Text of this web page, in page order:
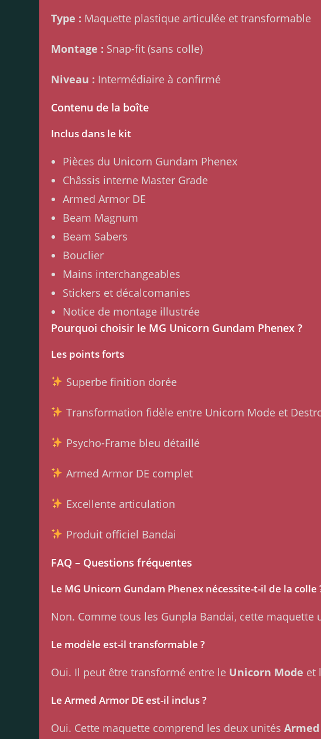
Type : Maquette plastique articulée et transformable
Montage : Snap-fit (sans colle)
Niveau : Intermédiaire à confirmé
Contenu de la boîte
Inclus dans le kit
Pièces du Unicorn Gundam Phenex
Châssis interne Master Grade
Armed Armor DE
Beam Magnum
Beam Sabers
Bouclier
Mains interchangeables
Stickers et décalcomanies
Notice de montage illustrée
Pourquoi choisir le MG Unicorn Gundam Phenex ?
Les points forts
Superbe finition dorée
Transformation fidèle entre Unicorn Mode et
Psycho-Frame bleu détaillé
Armed Armor DE complet
Excellente articulation
Produit officiel Bandai
FAQ – Questions fréquentes
Le MG Unicorn Gundam Phenex nécessite-t-il de la colle
Non. Comme tous les Gunpla Bandai, cette
Le modèle est-il transformable ?
Oui. Il peut être transformé entre le Unicorn Mode et
Le Armed Armor DE est-il inclus ?
Oui. Cette maquette comprend les deux unités